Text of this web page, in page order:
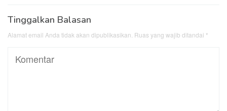
Tinggalkan Balasan
Alamat email Anda tidak akan dipublikasikan. Ruas yang wajib ditandai *